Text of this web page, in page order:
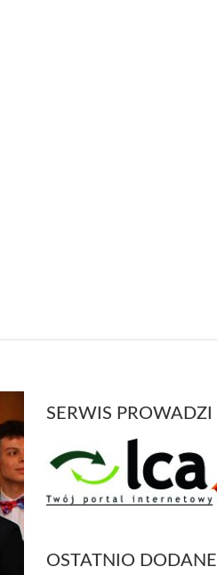
SERWIS PROWADZI
OSTATNIO DODANE